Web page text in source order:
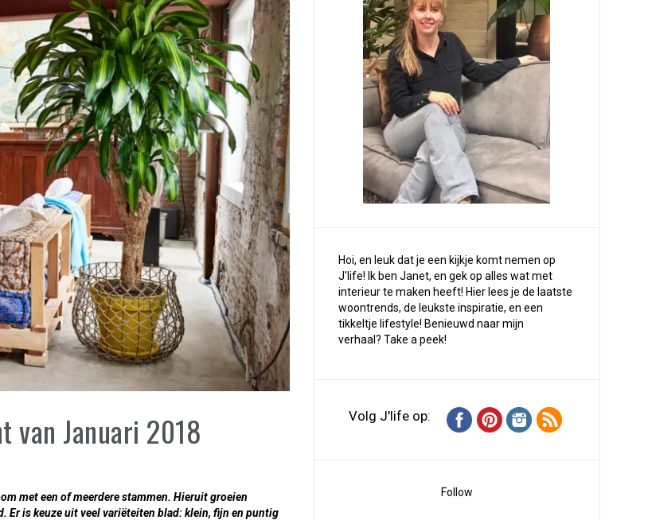
van Januari 2018
met een of meerdere stammen. Hieruit groeien
Er is keuze uit veel variëteiten blad: klein, fijn en puntig
Hoi, en leuk dat je een kijkje komt nemen op
J'life! Ik ben Janet, en gek op alles wat met
interieur te maken heeft! Hier lees je de laatste
woontrends, de leukste inspiratie, en een
tikkeltje lifestyle! Benieuwd naar mijn
verhaal? Take a peek!
Volg J'life op:
Follow